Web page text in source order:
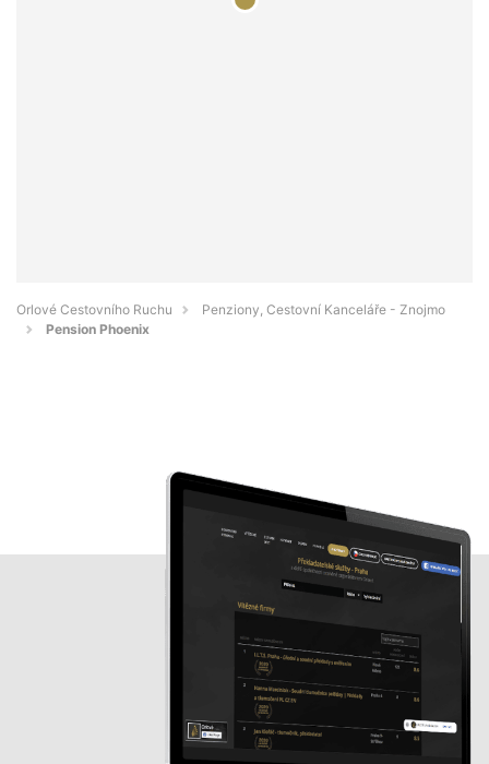
Orlové Cestovního Ruchu
Penziony, Cestovní Kanceláře - Znojmo
Pension Phoenix